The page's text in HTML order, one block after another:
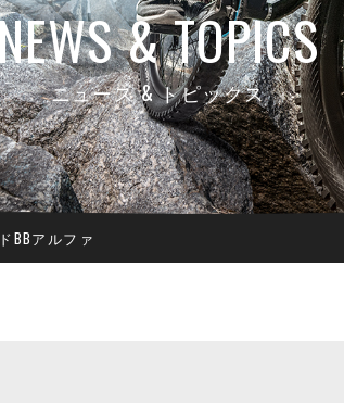
& TOPICS
ニュース & トピックス
BBアルファ